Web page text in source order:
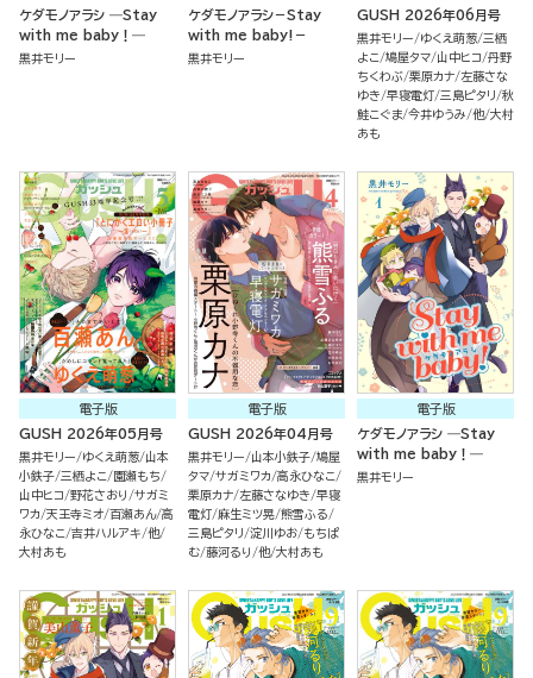
ケダモノアラシ ―Stay
with me baby！―
黒井モリー
ケダモノアラシ－Stay
with me baby!－
黒井モリー
GUSH 2026年06月号
黒井モリー ゆくえ萌葱 三栖
よこ 鳩屋タマ 山中ヒコ 丹野
ちくわぶ 栗原カナ 左藤さな
ゆき 早寝電灯 三島ピタリ 秋
鮭こぐま 今井ゆうみ 他 大村
あも
電子版
GUSH 2026年05月号
黒井モリー ゆくえ萌葱 山本
小鉄子 三栖よこ
園瀬もち
山中ヒコ 野花さおり
サガミ
ワカ 天王寺ミオ 百瀬あん 高
永ひなこ 吉井ハルアキ 他
大村あも
電子版
GUSH 2026年04月号
黒井モリー 山本小鉄子 鳩屋
タマ サガミワカ 高永ひなこ
栗原カナ 左藤さなゆき 早寝
電灯 麻生ミツ晃 熊雪ふる
三島ピタリ 淀川ゆお もちぱ
む 藤河るり 他 大村あも
電子版
ケダモノアラシ ―Stay
with me baby！―
黒井モリー